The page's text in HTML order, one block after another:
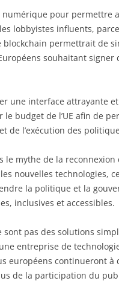
pour permettre
lobbyistes influents,
blockchain permettrait de
souhaitant
une interface attrayante
budget de l’UE afin de
de l’exécution des
le mythe de la
nouvelles technologies,
la politique et la
inclusives et accessibles.
pas des solutions
une entreprise de
européens continueront à
de la participation du